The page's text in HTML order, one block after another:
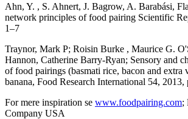
Ahn, Y. , S. Ahnert, J. Bagrow, A. Barabási,
network principles of food pairing Scientific
1–7
Traynor, Mark P; Roisin Burke , Maurice G.
Hannon, Catherine Barry-Ryan; Sensory and
of food pairings (basmati rice, bacon and
banana, Food Research International 54, 2013,
For mere inspiration se www.foodpairing.com;
Company USA